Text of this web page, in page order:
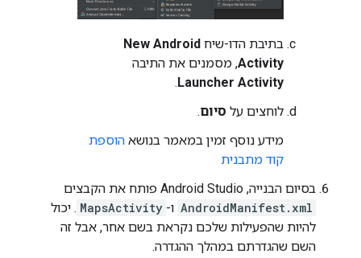
בתיבת הדו-שיח New Android
Activity, מסמנים את התיבה
Launcher Activity
.
לוחצים על סיום.
מידע נוסף זמין במאמר בנושא הוספת
קוד מתבנית
בסיום הבנייה, Android Studio פותח את הקבצים
AndroidManifest.xml ו- MapsActivity . יכול
להיות שהפעילות שלכם נקראת בשם אחר, אבל זה
השם שהגדרתם במהלך ההגדרה.